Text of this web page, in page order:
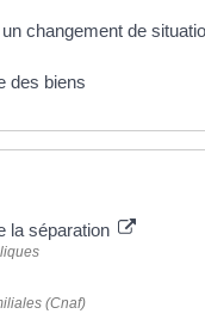
changement de
des biens
la séparation
(Cnaf)